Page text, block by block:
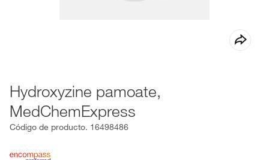
Hydroxyzine pamoate,
MedChemExpress
Código de producto. 16498486